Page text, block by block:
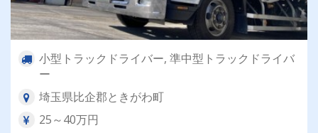
小型トラックドライバー, 準中型トラックドライバ
ー
埼玉県比企郡ときがわ町
25～40万円